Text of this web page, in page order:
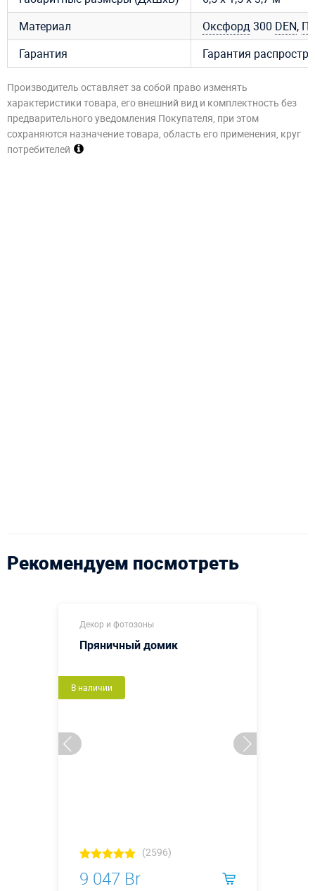
Материал
Оксфорд300 DEN,
Гарантия
Гарантия
Производитель оставляет за собой право изменять
характеристики товара, его внешний вид и комплектность без
предварительного уведомления Покупателя, при этом
сохраняются назначение товара, область его применения, круг
потребителей
Рекомендуем посмотреть
Декор и фотозоны
Пряничный домик
В наличии
(2596)
9 047 Br